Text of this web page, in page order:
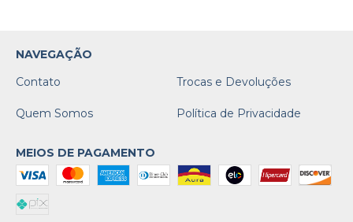
NAVEGAÇÃO
Contato
Trocas e Devoluções
Quem Somos Política de Privacidade
MEIOS DE PAGAMENTO